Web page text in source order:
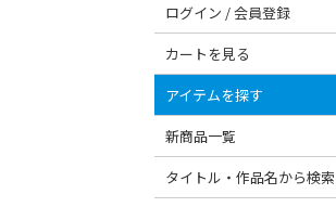
ログイン / 会員登録
カートを見る
アイテムを探す
新商品一覧
タイトル・作品名から検索